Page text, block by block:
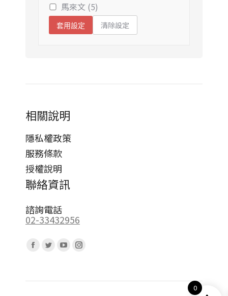
馬來文 (5)
套用設定 清除設定
相關說明
隱私權政策
服務條款
授權說明
聯絡資訊
諮詢電話
02-33432956
Facebook
opens
Twitter
opens
YouTube
opens
Instagram
opens
0